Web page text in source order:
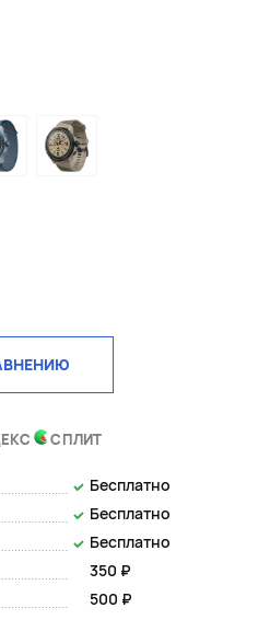
СПЛИТ
Бесплатно
Бесплатно
Бесплатно
350 ₽
500 ₽